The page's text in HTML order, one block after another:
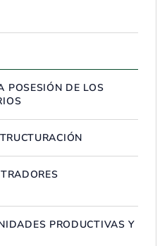
POSESIÓN DE LOS
PRODUCTIVAS Y